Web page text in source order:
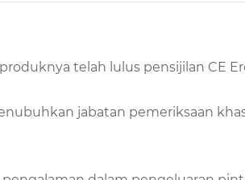
telah lulus pensijilan CE
jabatan pemeriksaan